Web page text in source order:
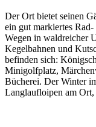
Der Ort bietet seinen
ein gut markiertes
Wegen in waldreicher
Kegelbahnen und
befinden sich:
Minigolfplatz,
Bücherei. Der Winter
Langlaufloipen am Ort,